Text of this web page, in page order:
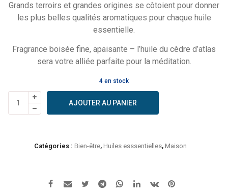
Grands terroirs et grandes origines se côtoient pour donner
les plus belles qualités aromatiques pour chaque huile
essentielle.
Fragrance boisée fine, apaisante – l’huile du cèdre d’atlas
sera votre alliée parfaite pour la méditation.
4 en stock
quantité
de
Certifiée
AJOUTER AU PANIER
Catégories : Bien-être, Huiles esssentielles, Maison